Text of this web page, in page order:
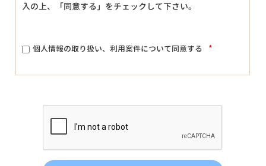
入の上、「同意する」をチェックして下さい。
個人情報の取り扱い、利用案件について同意する *